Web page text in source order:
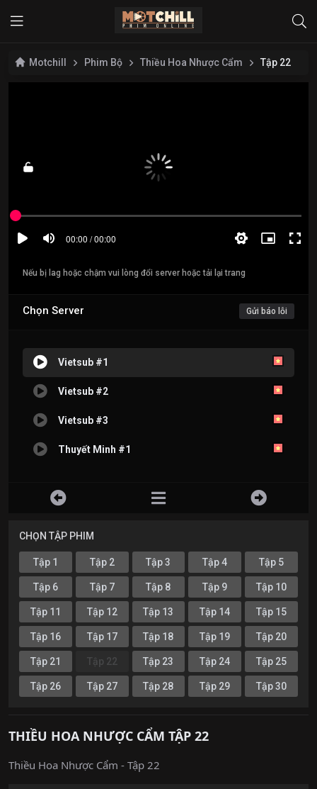
Motchill Phim Bộ Thiều Hoa Nhược Cẩm Tập 22
Nếu bị lag hoặc chậm vui lòng đổi server hoặc tải lại trang
Chọn Server Gửi báo lỗi
Vietsub #1
Vietsub #2
Vietsub #3
Thuyết Minh #1
CHỌN TẬP PHIM
Tập 1 Tập 2 Tập 3 Tập 4 Tập 5
Tập 6 Tập 7 Tập 8 Tập 9 Tập 10
Tập 11 Tập 12 Tập 13 Tập 14 Tập 15
Tập 16 Tập 17 Tập 18 Tập 19 Tập 20
Tập 21 Tập 22 Tập 23 Tập 24 Tập 25
Tập 26 Tập 27 Tập 28 Tập 29 Tập 30
THIỀU HOA NHƯỢC CẨM TẬP 22
Thiều Hoa Nhược Cẩm - Tập 22